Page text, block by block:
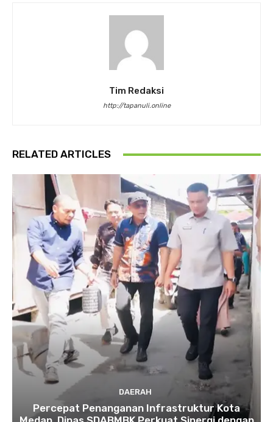
Tim Redaksi
http://tapanuli.online
RELATED ARTICLES
DAERAH
Percepat Penanganan Infrastruktur Kota